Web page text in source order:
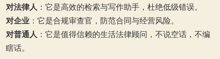
对法律人 ：它是高效的检索与写作助手，杜绝低级错误。
对企业 ：它是合规审查官，防范合同与经营风险。
对普通人 ：它是值得信赖的生活法律顾问，不说空话，不编
瞎话。